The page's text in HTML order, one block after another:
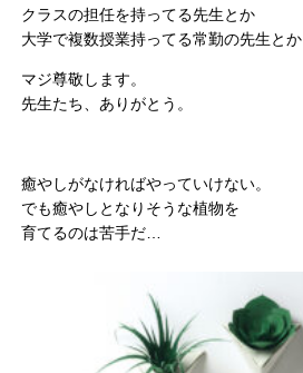
クラスの担任を持ってる先生とか
大学で複数授業持ってる常勤の先生とか
マジ尊敬します。
先生たち、ありがとう。
癒やしがなければやっていけない。
でも癒やしとなりそうな植物を
育てるのは苦手だ…